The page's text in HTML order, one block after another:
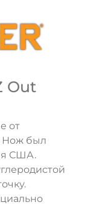
Out
от
Нож был
США.